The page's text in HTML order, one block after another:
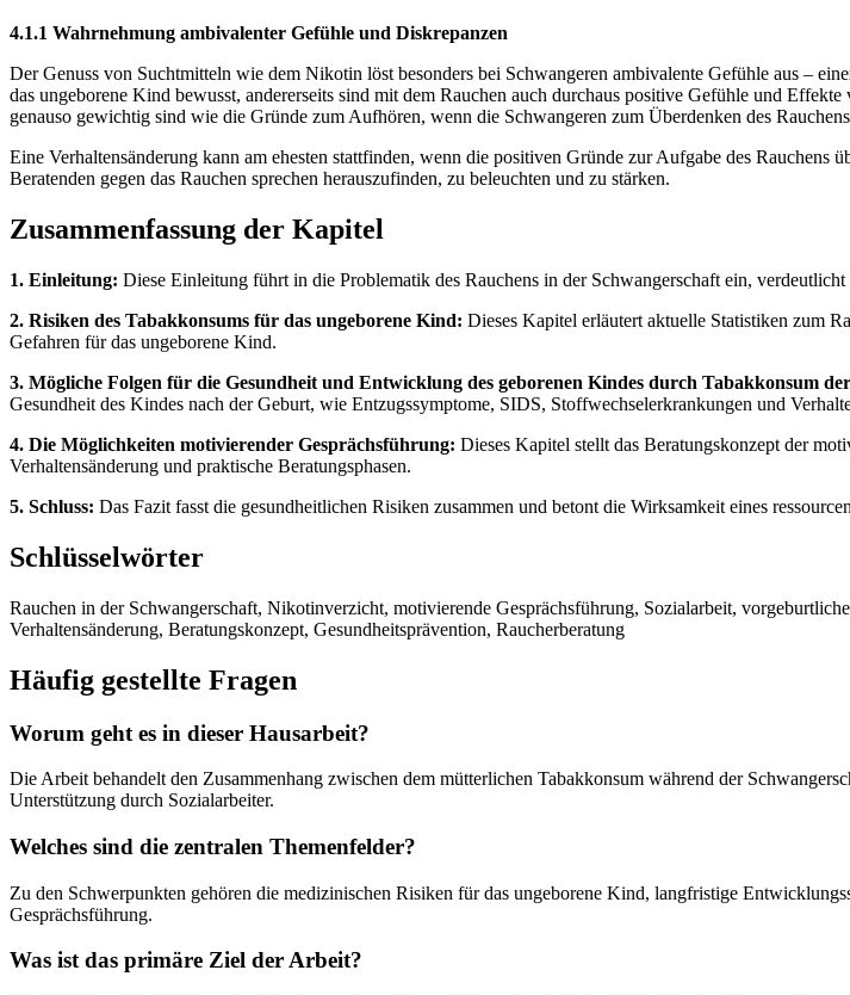
4.1.1 Wahrnehmung ambivalenter Gefühle und Diskrepanzen
Der Genuss von Suchtmitteln wie dem Nikotin löst besonders bei Schwangeren ambivalente Gefühle aus –
das ungeborene Kind bewusst, andererseits sind mit dem Rauchen auch durchaus positive Gefühle und
genauso gewichtig sind wie die Gründe zum Aufhören, wenn die Schwangeren zum Überdenken des
Eine Verhaltensänderung kann am ehesten stattfinden, wenn die positiven Gründe zur Aufgabe des
Beratenden gegen das Rauchen sprechen herauszufinden, zu beleuchten und zu stärken.
Zusammenfassung der Kapitel
1. Einleitung: Diese Einleitung führt in die Problematik des Rauchens in der Schwangerschaft ein,
2. Risiken des Tabakkonsums für das ungeborene Kind: Dieses Kapitel erläutert aktuelle Statistiken zum
Gefahren für das ungeborene Kind.
3. Mögliche Folgen für die Gesundheit und Entwicklung des geborenen Kindes durch Tabakkonsum
Gesundheit des Kindes nach der Geburt, wie Entzugssymptome, SIDS, Stoffwechselerkrankungen und
4. Die Möglichkeiten motivierender Gesprächsführung: Dieses Kapitel stellt das Beratungskonzept der
Verhaltensänderung und praktische Beratungsphasen.
5. Schluss: Das Fazit fasst die gesundheitlichen Risiken zusammen und betont die Wirksamkeit eines
Schlüsselwörter
Rauchen in der Schwangerschaft, Nikotinverzicht, motivierende Gesprächsführung, Sozialarbeit,
Verhaltensänderung, Beratungskonzept, Gesundheitsprävention, Raucherberatung
Häufig gestellte Fragen
Worum geht es in dieser Hausarbeit?
Die Arbeit behandelt den Zusammenhang zwischen dem mütterlichen Tabakkonsum während der
Unterstützung durch Sozialarbeiter.
Welches sind die zentralen Themenfelder?
Zu den Schwerpunkten gehören die medizinischen Risiken für das ungeborene Kind, langfristige
Gesprächsführung.
Was ist das primäre Ziel der Arbeit?